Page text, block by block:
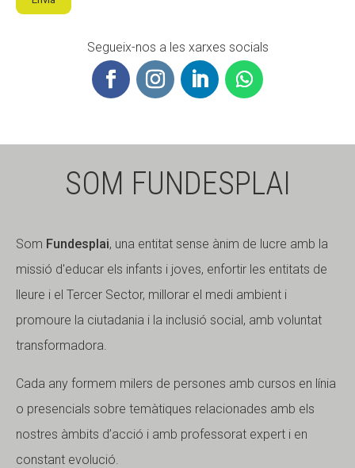
Segueix-nos a les xarxes socials
SOM FUNDESPLAI
Som Fundesplai, una entitat sense ànim de lucre amb la
missió d'educar els infants i joves, enfortir les entitats de
lleure i el Tercer Sector, millorar el medi ambient i
promoure la ciutadania i la inclusió social, amb voluntat
transformadora.
Cada any formem milers de persones amb cursos en línia
o presencials sobre temàtiques relacionades amb els
nostres àmbits d’acció i amb professorat expert i en
constant evolució.